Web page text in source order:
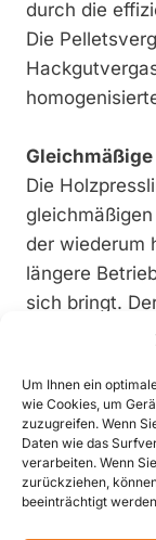
Um Ihnen ein
wie Cookies, um
zuzugreifen. Wenn
Daten wie das
verarbeiten. Wenn
zurückziehen,
beeinträchtigt
durch die
Die
Die
der wiederum
längere
sich bringt.
Brennstoff
vorgelagerten
in den
Energie pro
als äußerst